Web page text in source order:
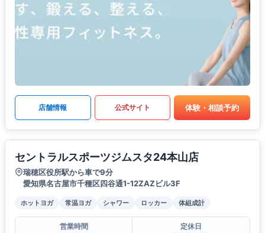
店舗情報 公式サイト 体験・相談予約
セントラルスポーツジムスタ24本山店
瑞穂区役所駅から車で9分
愛知県名古屋市千種区四谷通1-12ZAZビル3F
ホットヨガ 常温ヨガ シャワー ロッカー 体組成計
営業時間
定休日